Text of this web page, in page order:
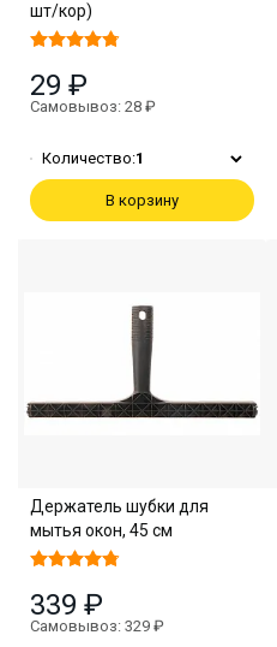
шт/кор)
29 ₽
Самовывоз: 28 ₽
Количество:1
В корзину
Держатель шубки для
мытья окон, 45 см
339 ₽
Самовывоз: 329 ₽